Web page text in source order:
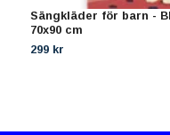
Sängkläder för barn -
70x90 cm
299 kr